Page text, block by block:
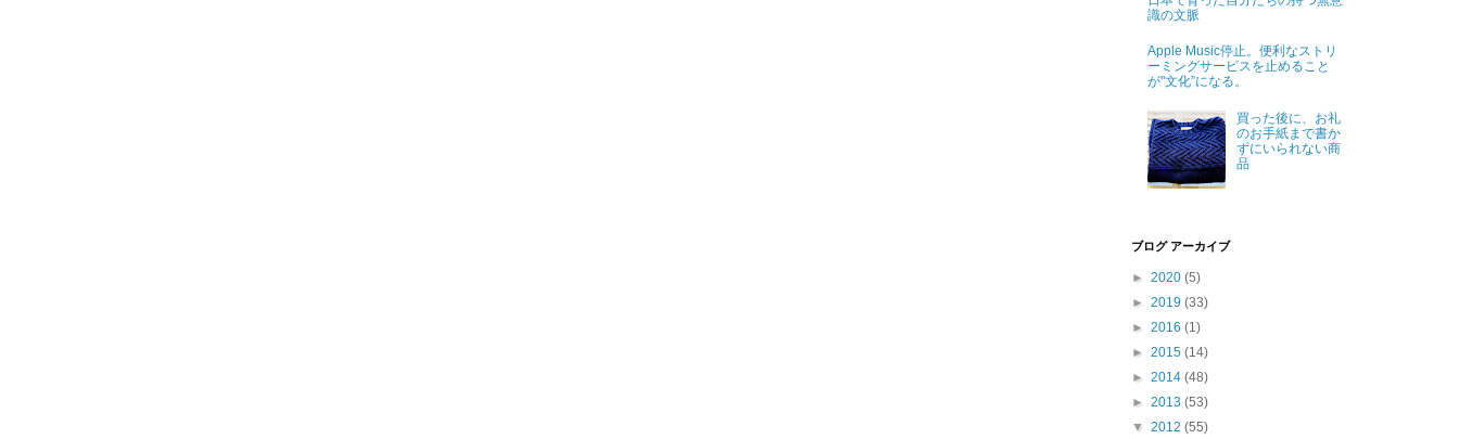
識の文脈
Apple Music停止。便利なストリ
ーミングサービスを止めること
が"文化”になる。
買った後に、お礼
のお手紙まで書か
ずにいられない商
品
ブログ アーカイブ
► 2020 (5)
► 2019 (33)
► 2016 (1)
► 2015 (14)
► 2014 (48)
► 2013 (53)
▼ 2012 (55)